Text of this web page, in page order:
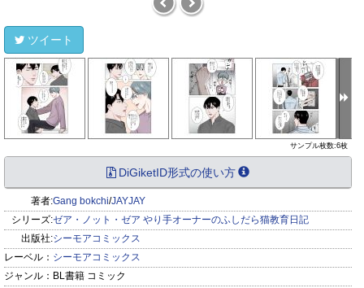
ツイート
サンプル枚数:6枚
DiGiketID形式の使い方
著者:Gang bokchi/JAYJAY
シリーズ:ゼア・ノット・ゼア やり手オーナーのふしだら猫教育日記
出版社:シーモアコミックス
レーベル： シーモアコミックス
ジャンル： BL書籍 コミック